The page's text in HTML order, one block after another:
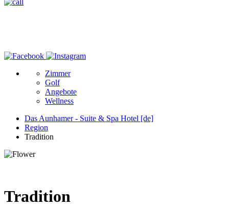
Zimmer
Golf
Angebote
Wellness
Das Aunhamer - Suite & Spa Hotel [de]
Region
Tradition
Tradition